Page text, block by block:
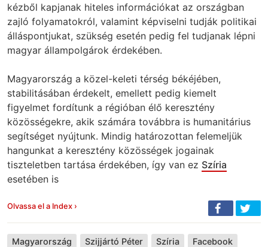
kézből kapjanak hiteles információkat az országban
zajló folyamatokról, valamint képviselni tudják politikai
álláspontjukat, szükség esetén pedig fel tudjanak lépni
magyar állampolgárok érdekében.
Magyarország a közel-keleti térség békéjében,
stabilitásában érdekelt, emellett pedig kiemelt
figyelmet fordítunk a régióban élő keresztény
közösségekre, akik számára továbbra is humanitárius
segítséget nyújtunk. Mindig határozottan felemeljük
hangunkat a keresztény közösségek jogainak
tiszteletben tartása érdekében, így van ez Szíria
esetében is
Olvassa el a Index ›
Magyarország Szijjártó Péter Szíria Facebook